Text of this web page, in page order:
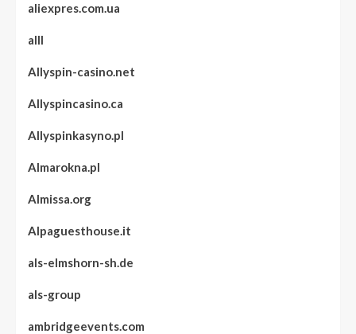
aliexpres.com.ua
alll
Allyspin-casino.net
Allyspincasino.ca
Allyspinkasyno.pl
Almarokna.pl
Almissa.org
Alpaguesthouse.it
als-elmshorn-sh.de
als-group
ambridgeevents.com